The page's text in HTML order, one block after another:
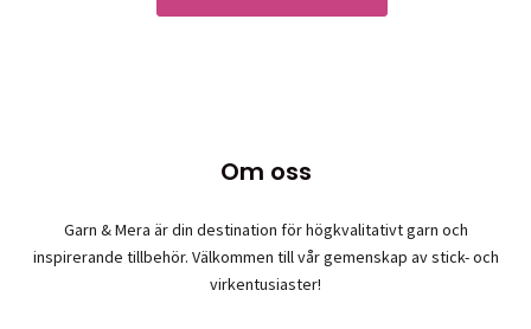
här
kan
väljas
Om oss
Garn & Mera är din destination för högkvalitativt garn och
inspirerande tillbehör. Välkommen till vår gemenskap av stick- och
virkentusiaster!